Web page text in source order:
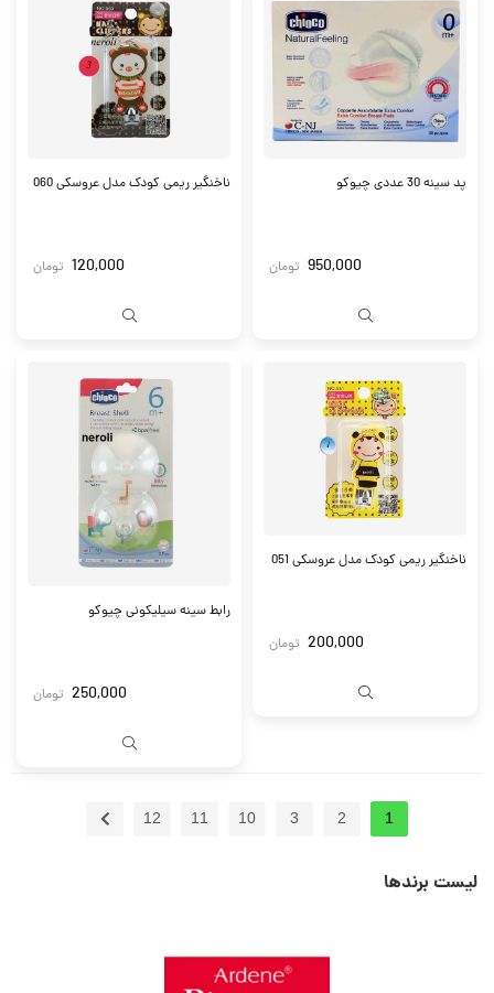
پد سینه 30 عددی چیوکو
950,000 تومان
ناخنگیر ریمی کودک مدل عروسکی 060
120,000 تومان
ناخنگیر ریمی کودک مدل عروسکی 051
200,000 تومان
رابط سینه سیلیکونی چیوکو
250,000 تومان
1
2
3
10
11
12
لیست برندها